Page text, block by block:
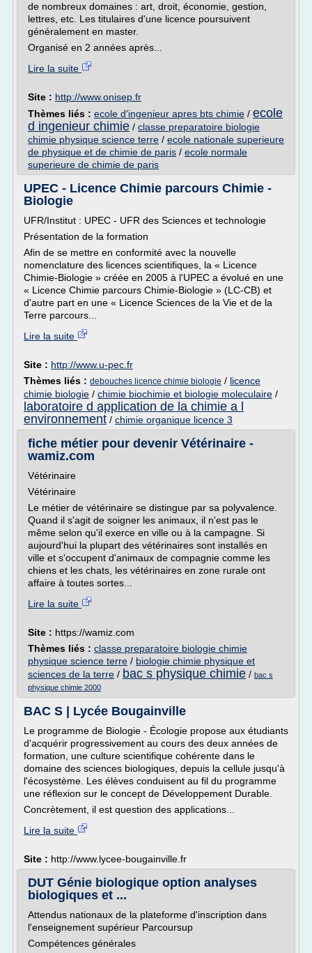
de nombreux domaines : art, droit, économie, gestion,
lettres, etc. Les titulaires d'une licence poursuivent
généralement en master.
Organisé en 2 années après...
Lire la suite
Site : http://www.onisep.fr
Thèmes liés : ecole d'ingenieur apres bts chimie / ecole
d ingenieur chimie / classe preparatoire biologie
chimie physique science terre / ecole nationale superieure
de physique et de chimie de paris / ecole normale
superieure de chimie de paris
UPEC - Licence Chimie parcours Chimie -
Biologie
UFR/Institut : UPEC - UFR des Sciences et technologie
Présentation de la formation
Afin de se mettre en conformité avec la nouvelle
nomenclature des licences scientifiques, la « Licence
Chimie-Biologie » créée en 2005 à l'UPEC a évolué en une
« Licence Chimie parcours Chimie-Biologie » (LC-CB) et
d'autre part en une « Licence Sciences de la Vie et de la
Terre parcours...
Lire la suite
Site : http://www.u-pec.fr
Thèmes liés : debouches licence chimie biologie / licence
chimie biologie / chimie biochimie et biologie moleculaire /
laboratoire d application de la chimie a l
environnement / chimie organique licence 3
fiche métier pour devenir Vétérinaire -
wamiz.com
Vétérinaire
Vétérinaire
Le métier de vétérinaire se distingue par sa polyvalence.
Quand il s'agit de soigner les animaux, il n'est pas le
même selon qu'il exerce en ville ou à la campagne. Si
aujourd'hui la plupart des vétérinaires sont installés en
ville et s'occupent d'animaux de compagnie comme les
chiens et les chats, les vétérinaires en zone rurale ont
affaire à toutes sortes...
Lire la suite
Site : https://wamiz.com
Thèmes liés : classe preparatoire biologie chimie
physique science terre / biologie chimie physique et
sciences de la terre / bac s physique chimie / bac s
physique chimie 2000
BAC S | Lycée Bougainville
Le programme de Biologie - Écologie propose aux étudiants
d'acquérir progressivement au cours des deux années de
formation, une culture scientifique cohérente dans le
domaine des sciences biologiques, depuis la cellule jusqu'à
l'écosystème. Les élèves conduisent au fil du programme
une réflexion sur le concept de Développement Durable.
Concrètement, il est question des applications...
Lire la suite
Site : http://www.lycee-bougainville.fr
DUT Génie biologique option analyses
biologiques et ...
Attendus nationaux de la plateforme d'inscription dans
l'enseignement supérieur Parcoursup
Compétences générales